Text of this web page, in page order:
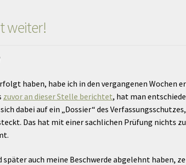
weiter!
haben, habe ich in den vergangenen
zuvor an dieser Stelle berichtet, hat man
dabei auf ein „Dossier“ des
Das hat mit einer sachlichen Prüfung nichts
später auch meine Beschwerde abgelehnt haben,